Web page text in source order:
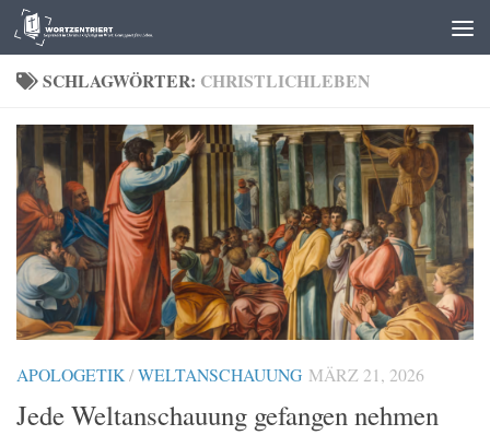
Zum Inhalt springen
SCHLAGWÖRTER: CHRISTLICHLEBEN
APOLOGETIK/WELTANSCHAUUNG MÄRZ 21, 2026
Jede Weltanschauung gefangen nehmen